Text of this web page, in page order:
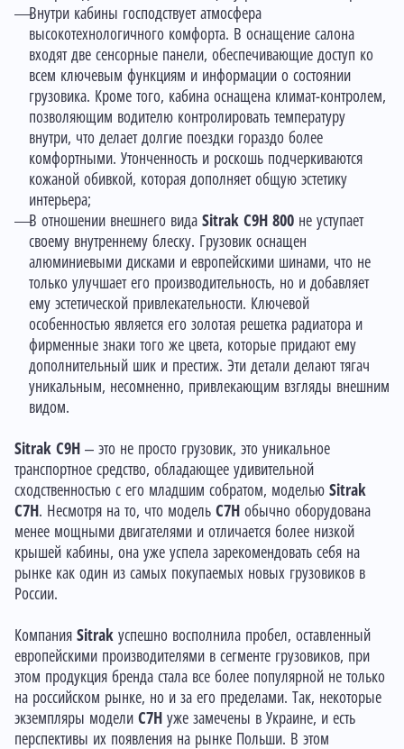
Внутри кабины господствует атмосфера
высокотехнологичного комфорта. В оснащение салона
входят две сенсорные панели, обеспечивающие доступ ко
всем ключевым функциям и информации о состоянии
грузовика. Кроме того, кабина оснащена климат-контролем,
позволяющим водителю контролировать температуру
внутри, что делает долгие поездки гораздо более
комфортными. Утонченность и роскошь подчеркиваются
кожаной обивкой, которая дополняет общую эстетику
интерьера;
В отношении внешнего вида Sitrak C9H 800 не уступает
своему внутреннему блеску. Грузовик оснащен
алюминиевыми дисками и европейскими шинами, что не
только улучшает его производительность, но и добавляет
ему эстетической привлекательности. Ключевой
особенностью является его золотая решетка радиатора и
фирменные знаки того же цвета, которые придают ему
дополнительный шик и престиж. Эти детали делают тягач
уникальным, несомненно, привлекающим взгляды внешним
видом.
Sitrak C9H – это не просто грузовик, это уникальное
транспортное средство, обладающее удивительной
сходственностью с его младшим собратом, моделью Sitrak
C7H. Несмотря на то, что модель C7H обычно оборудована
менее мощными двигателями и отличается более низкой
крышей кабины, она уже успела зарекомендовать себя на
рынке как один из самых покупаемых новых грузовиков в
России.
Компания Sitrak успешно восполнила пробел, оставленный
европейскими производителями в сегменте грузовиков, при
этом продукция бренда стала все более популярной не только
на российском рынке, но и за его пределами. Так, некоторые
экземпляры модели C7H уже замечены в Украине, и есть
перспективы их появления на рынке Польши. В этом